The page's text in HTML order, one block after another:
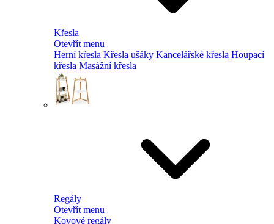
Křesla
Otevřít menu
Herní křesla Křesla ušáky Kancelářské křesla Houpací
křesla Masážní křesla
Regály
Otevřít menu
Kovové regály